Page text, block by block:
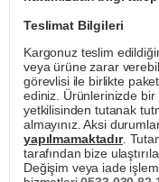
Teslimat Bilgileri
Kargonuz teslim
veya ürüne zarar
görevlisi ile birlikte
ediniz. Ürünlerinizde
yetkilisinden tutanak
almayınız. Aksi
yapılmamaktadır.
tarafından bize
Değişim veya iade